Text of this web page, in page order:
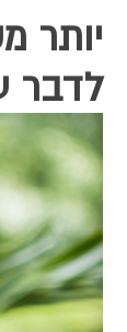
יותר
לדבר